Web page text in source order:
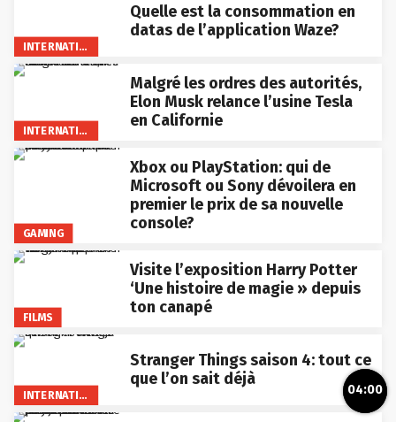
INTERNATIONAL
Quelle est la consommation en
datas de l’application Waze?
INTERNATIONAL
Malgré les ordres des autorités,
Elon Musk relance l’usine Tesla
en Californie
GAMING
Xbox ou PlayStation: qui de
Microsoft ou Sony dévoilera en
premier le prix de sa nouvelle
console?
FILMS
Visite l’exposition Harry Potter
‘Une histoire de magie » depuis
ton canapé
INTERNATIONAL
Stranger Things saison 4: tout ce
que l’on sait déjà
04:00